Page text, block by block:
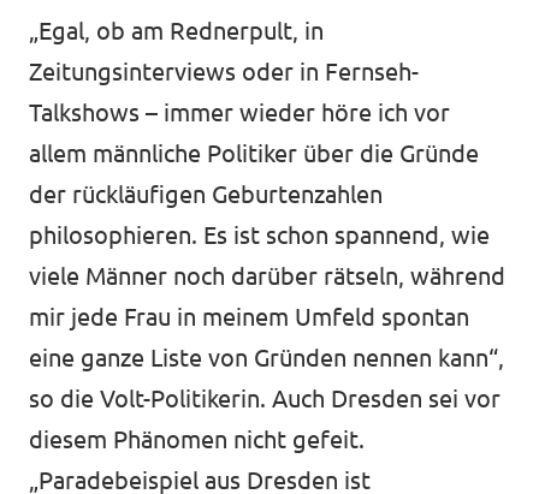
„Egal, ob am Rednerpult, in
Zeitungsinterviews oder in Fernseh-
Talkshows – immer wieder höre ich vor
allem männliche Politiker über die Gründe
der rückläufigen Geburtenzahlen
philosophieren. Es ist schon spannend, wie
viele Männer noch darüber rätseln, während
mir jede Frau in meinem Umfeld spontan
eine ganze Liste von Gründen nennen kann“,
so die Volt-Politikerin. Auch Dresden sei vor
diesem Phänomen nicht gefeit.
„Paradebeispiel aus Dresden ist